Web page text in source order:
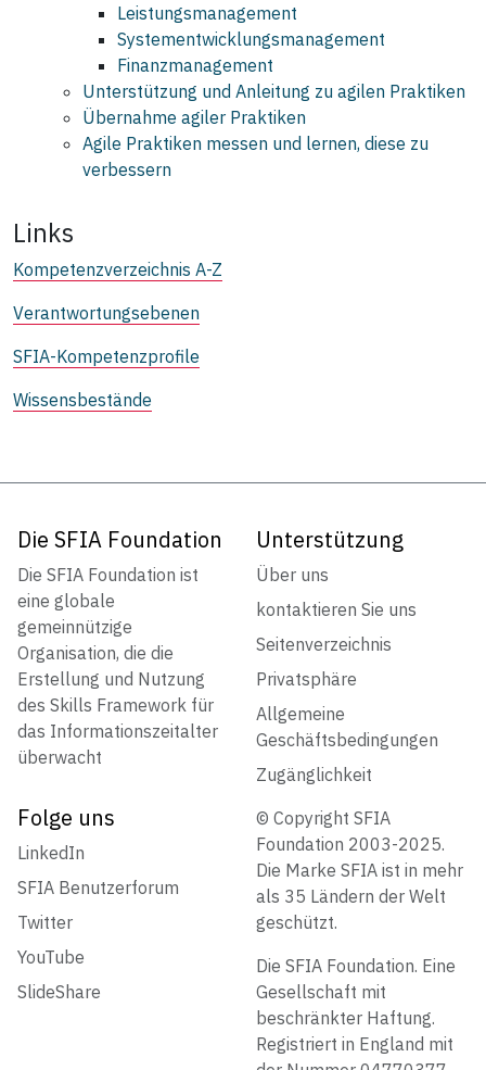
Leistungsmanagement
Systementwicklungsmanagement
Finanzmanagement
Unterstützung und Anleitung zu agilen Praktiken
Übernahme agiler Praktiken
Agile Praktiken messen und lernen, diese zu
verbessern
Links
Kompetenzverzeichnis A-Z
Verantwortungsebenen
SFIA-Kompetenzprofile
Wissensbestände
Die SFIA Foundation
Die SFIA Foundation ist
eine globale
gemeinnützige
Organisation, die die
Erstellung und Nutzung
des Skills Framework für
das Informationszeitalter
überwacht
Unterstützung
Über uns
kontaktieren Sie uns
Seitenverzeichnis
Privatsphäre
Allgemeine
Geschäftsbedingungen
Zugänglichkeit
Folge uns
LinkedIn
SFIA Benutzerforum
Twitter
YouTube
SlideShare
© Copyright SFIA
Foundation 2003-2025.
Die Marke SFIA ist in mehr
als 35 Ländern der Welt
geschützt.
Die SFIA Foundation. Eine
Gesellschaft mit
beschränkter Haftung.
Registriert in England mit